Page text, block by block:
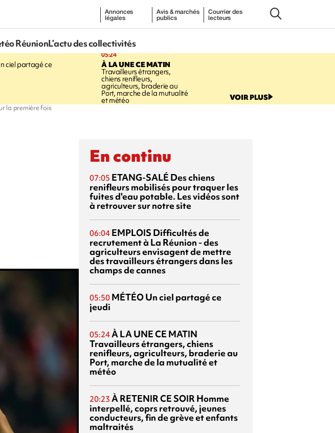
Annonces
légales
Avis & marchés
publics
Courrier des
lecteurs
RéunionL’actu des collectivités
ciel partagé ce
05:24
À LA UNE CE MATIN
Travailleurs étrangers,
chiens renifleurs,
agriculteurs, braderie au
Port, marche de la mutualité
et météo VOIR PLUS
la première fois
En continu
07:05 ETANG-SALÉ Des chiens
renifleurs mobilisés pour traquer les
fuites d'eau potable. Les vidéos sont
à retrouver sur notre site
06:04 EMPLOIS Difficultés de
recrutement à La Réunion - des
agriculteurs envisagent de mettre
des travailleurs étrangers dans les
champs de cannes
05:50 MÉTÉOUn ciel partagé ce
jeudi
05:24À LA UNE CE MATIN
Travailleurs étrangers, chiens
renifleurs, agriculteurs, braderie au
Port, marche de la mutualité et
météo
20:23 À RETENIR CE SOIR Homme
interpellé, coprs retrouvé, jeunes
conducteurs, fin de grève et enfants
maltraités